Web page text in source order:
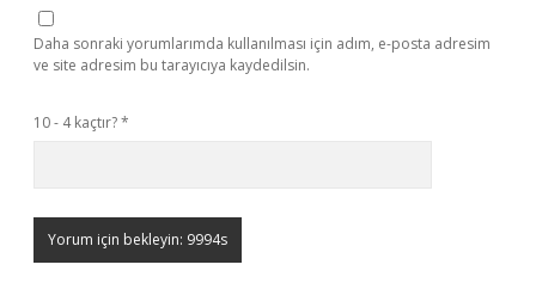
Daha sonraki yorumlarımda kullanılması için adım, e-posta adresim
ve site adresim bu tarayıcıya kaydedilsin.
10 - 4 kaçtır?*